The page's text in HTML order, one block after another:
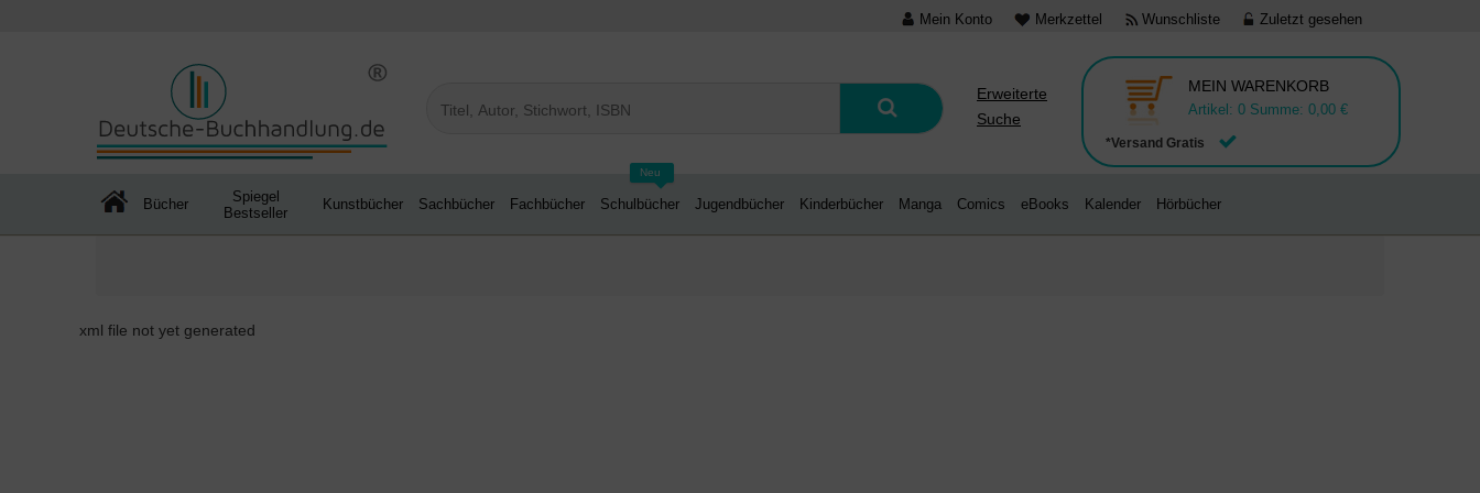
Mein Konto Merkzettel Wunschliste Zuletzt gesehen
Erweiterte
Suche
*Versand Gratis
MEIN WARENKORB
Artikel: 0 Summe: 0,00 €
Bücher
Spiegel
Bestseller
Kunstbücher Sachbücher Fachbücher
Neu
Schulbücher Jugendbücher Kinderbücher Manga Comics eBooks Kalender Hörbücher
xml file not yet generated